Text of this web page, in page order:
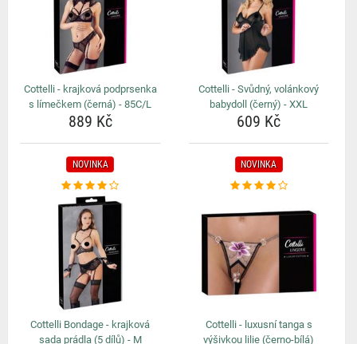
Cottelli - krajková podprsenka
s límečkem (černá) - 85C/L
889 Kč
Cottelli - Svůdný, volánkový
babydoll (černý) - XXL
609 Kč
NOVINKA
Cottelli Bondage - krajková
sada prádla (5 dílů) - M
NOVINKA
Cottelli - luxusní tanga s
výšivkou lilie (černo-bílá)